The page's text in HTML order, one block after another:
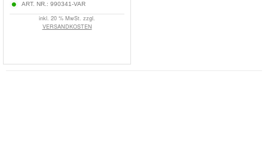
ART. NR.: 990341-VAR
inkl. 20 % MwSt. zzgl.
VERSANDKOSTEN